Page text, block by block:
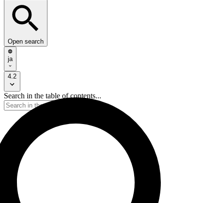
Open search
ja
4.2
Search in the table of contents...